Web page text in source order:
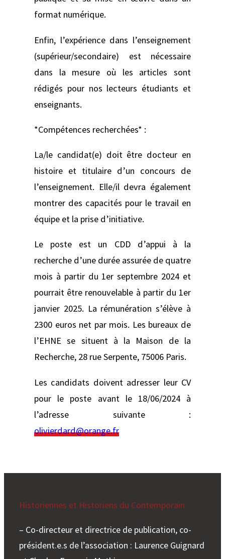
format numérique.
Enfin, l’expérience dans l’enseignement
(supérieur/secondaire) est nécessaire
dans la mesure où les articles sont
rédigés pour nos lecteurs étudiants et
enseignants.
*Compétences recherchées* :
La/le candidat(e) doit être docteur en
histoire et titulaire d’un concours de
l’enseignement. Elle/il devra également
montrer des capacités pour le travail en
équipe et la prise d’initiative.
Le poste est un CDD d’appui à la
recherche d’une durée assurée de quatre
mois à partir du 1er septembre 2024 et
pourrait être renouvelable à partir du 1er
janvier 2025. La rémunération s’élève à
2300 euros net par mois. Les bureaux de
l’EHNE se situent à la Maison de la
Recherche, 28 rue Serpente, 75006 Paris.
Les candidats doivent adresser leur CV
pour le poste avant le 18/06/2024 à
l’adresse suivante :
olivierdard@orange.fr
Historiennes et Historiens du Contemporain
– Co-directeur et directrice de publication, co-
président.e.s de l’association : Laurence Guignard